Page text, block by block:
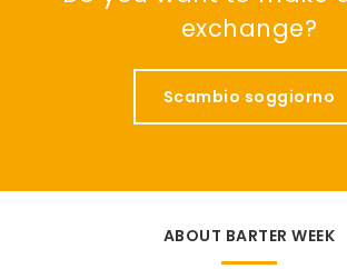
exchange?
Scambio soggiorno
ABOUT BARTER WEEK